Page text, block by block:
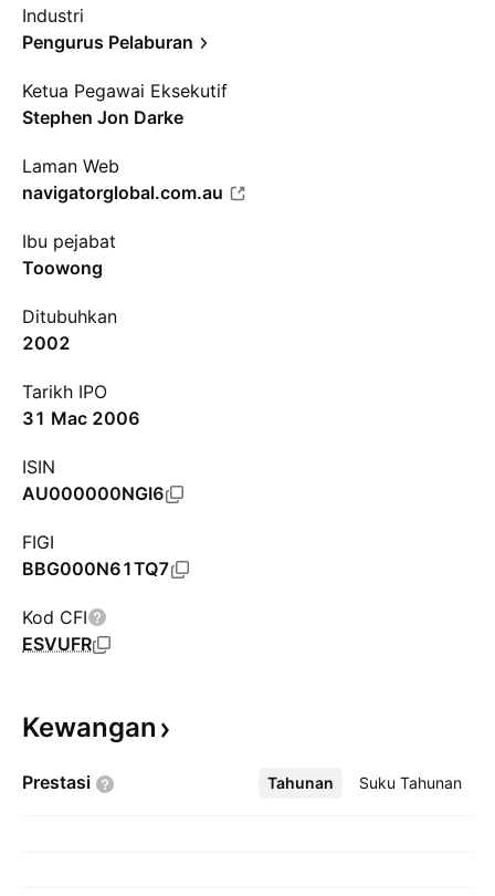
Industri
Pengurus Pelaburan
Ketua Pegawai Eksekutif
Stephen Jon Darke
Laman Web
navigatorglobal.com.au
Ibu pejabat
Toowong
Ditubuhkan
2002
Tarikh IPO
31 Mac 2006
ISIN
AU000000NGI6
FIGI
BBG000N61TQ7
Kod CFI
ESVUFR
Kewangan
Prestasi Tahunan Suku Tahunan
Lebih